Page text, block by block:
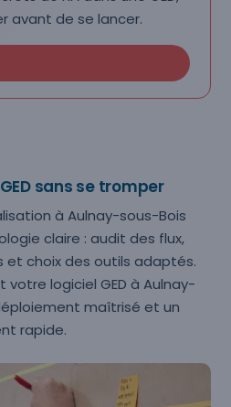
avant de se lancer.
sans se tromper
à Aulnay-sous-Bois
claire : audit des flux,
et choix des outils adaptés.
logiciel GED à Aulnay-
maîtrisé et un
rapide.